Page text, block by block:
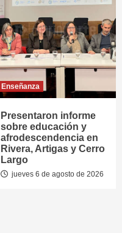
Enseñanza
Presentaron informe
sobre educación y
afrodescendencia en
Rivera, Artigas y Cerro
Largo
jueves 6 de agosto de 2026